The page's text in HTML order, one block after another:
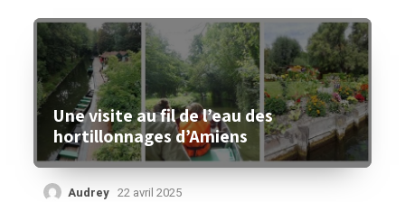
Une visite au fil de l’eau des
hortillonnages d’Amiens
Audrey 22 avril 2025